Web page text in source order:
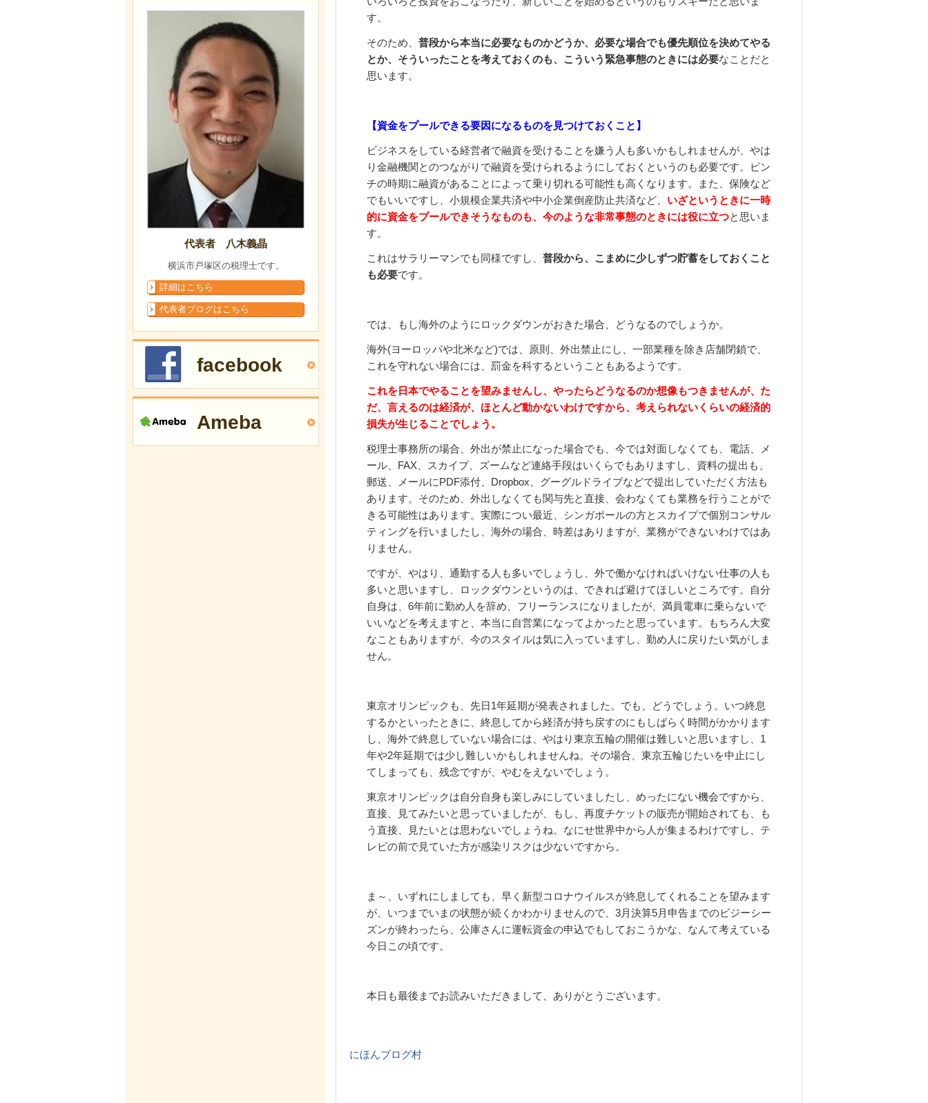
す。
そのため、 普段から本当に必要なものかどうか、必要な場合でも優先順位を決めてやる
とか、そういったことを考えておくのも、こういう緊急事態のときには必要なことだと
思います。
【資金をプールできる要因になるものを見つけておくこと】
ビジネスをしている経営者で融資を受けることを嫌う人も多いかもしれませんが、やは
り金融機関とのつながりで融資を受けられるようにしておくというのも必要です。ピン
チの時期に融資があることによって乗り切れる可能性も高くなります。また、保険など
でもいいですし、小規模企業共済や中小企業倒産防止共済など、 いざというときに一時
的に資金をプールできそうなものも、今のような非常事態のときには役に立つと思いま
す。
これはサラリーマンでも同様ですし、 普段から、こまめに少しずつ貯蓄をしておくこと
も必要です。
では、もし海外のようにロックダウンがおきた場合、どうなるのでしょうか。
海外(ヨーロッパや北米など)では、原則、外出禁止にし、一部業種を除き店舗閉鎖で、
これを守れない場合には、罰金を科するということもあるようです。
これを日本でやることを望みませんし、やったらどうなるのか想像もつきませんが、た
だ、言えるのは経済が、ほとんど動かないわけですから、考えられないくらいの経済的
損失が生じることでしょう。
税理士事務所の場合、外出が禁止になった場合でも、今では対面しなくても、電話、メ
ール、FAX、スカイプ、ズームなど連絡手段はいくらでもありますし、資料の提出も、
郵送、メールにPDF添付、Dropbox、グーグルドライブなどで提出していただく方法も
あります。そのため、外出しなくても関与先と直接、会わなくても業務を行うことがで
きる可能性はあります。実際につい最近、シンガポールの方とスカイプで個別コンサル
ティングを行いましたし、海外の場合、時差はありますが、業務ができないわけではあ
りません。
ですが、やはり、通勤する人も多いでしょうし、外で働かなければいけない仕事の人も
多いと思いますし、ロックダウンというのは、できれば避けてほしいところです。自分
自身は、6年前に勤め人を辞め、フリーランスになりましたが、満員電車に乗らないで
いいなどを考えますと、本当に自営業になってよかったと思っています。もちろん大変
なこともありますが、今のスタイルは気に入っていますし、勤め人に戻りたい気がしま
せん。
東京オリンピックも、先日1年延期が発表されました。でも、どうでしょう。いつ終息
するかといったときに、終息してから経済が持ち戻すのにもしばらく時間がかかります
し、海外で終息していない場合には、やはり東京五輪の開催は難しいと思いますし、1
年や2年延期では少し難しいかもしれませんね。その場合、東京五輪じたいを中止にし
てしまっても、残念ですが、やむをえないでしょう。
東京オリンピックは自分自身も楽しみにしていましたし、めったにない機会ですから、
直接、見てみたいと思っていましたが、もし、再度チケットの販売が開始されても、も
う直接、見たいとは思わないでしょうね。なにせ世界中から人が集まるわけですし、テ
レビの前で見ていた方が感染リスクは少ないですから。
ま～、いずれにしましても、早く新型コロナウイルスが終息してくれることを望みます
が、いつまでいまの状態が続くかわかりませんので、3月決算5月申告までのビジーシー
ズンが終わったら、公庫さんに運転資金の申込でもしておこうかな、なんて考えている
今日この頃です。
本日も最後までお読みいただきまして、ありがとうございます。
にほんブログ村
代表者 八木義晶
横浜市戸塚区の税理士です。
詳細はこちら
代表者ブログはこちら
facebook
Ameba